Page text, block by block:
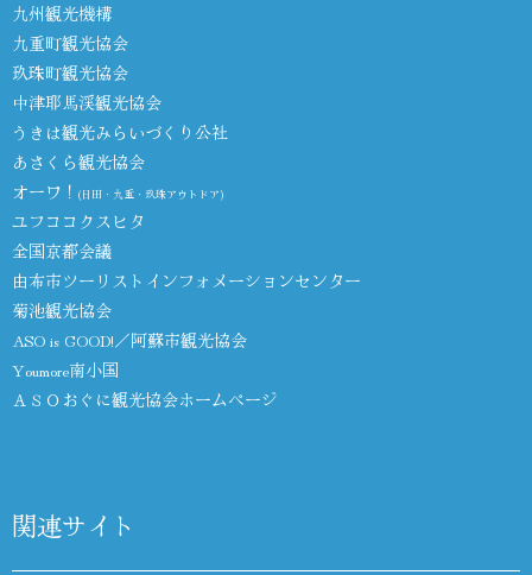
九州観光機構
九重町観光協会
玖珠町観光協会
中津耶馬渓観光協会
うきは観光みらいづくり公社
あさくら観光協会
オーワ！ (日田・九重・玖珠アウトドア)
ユフココクスヒタ
全国京都会議
由布市ツーリストインフォメーションセンター
菊池観光協会
ASO is GOOD!／阿蘇市観光協会
Youmore南小国
ＡＳＯおぐに観光協会ホームページ
関連サイト